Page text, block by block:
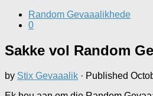
Random Gevaaalikhede
0
Sakke vol Random
by Stix Gevaaalik · Published